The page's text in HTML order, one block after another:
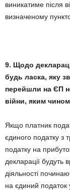
виникатиме після
визначеному
9. Щодо
будь ласка, яку
перейшли на ЄП не
війни, яким
Якщо платник
єдиного податку з
податку на
декларації будуть
діяльності
на єдиний податок